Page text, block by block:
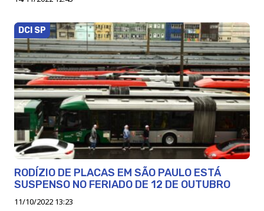
DCI SP
RODÍZIO DE PLACAS EM SÃO PAULO ESTÁ
SUSPENSO NO FERIADO DE 12 DE OUTUBRO
11/10/2022 13:23